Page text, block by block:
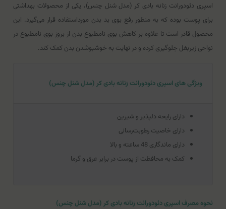
اسپری دئودورانت زنانه بادی کر (مدل شنل چنس)، یکی از محصولات بهداشتی
برای پوست بوده که به منظور رفع بوی بد بدن مورداستفاده قرار می‌گیرد. این
محصول قادر است تا علاوه بر کاهش بوی نامطبوع بدن از بروز بوی نامطبوع در
نواحی زیربغل جلوگیری کرده و در نهایت به خوشبو‌شدن بدن کمک کند.
ویژگی های اسپری دئودورانت زنانه بادی کر (مدل شنل چنس)
دارای رایحه دلپذیر و شیرین
دارای خاصیت رطوبت‌رسانی
دارای ماندگاری 48 ساعته و بالا
کمک به محافظت از پوست در برابر عرق و گرما
نحوه مصرف اسپری دئودورانت زنانه بادی کر (مدل شنل چنس)